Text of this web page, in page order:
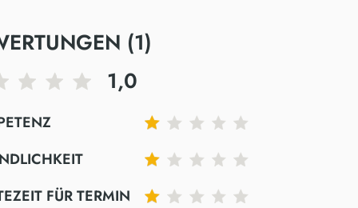
(1)
1,0
FÜR TERMIN